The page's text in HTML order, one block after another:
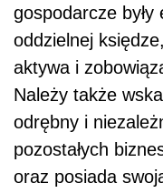
gospodarcze
oddzielnej
aktywa i
Należy także
odrębny i
pozostałych
oraz posiada